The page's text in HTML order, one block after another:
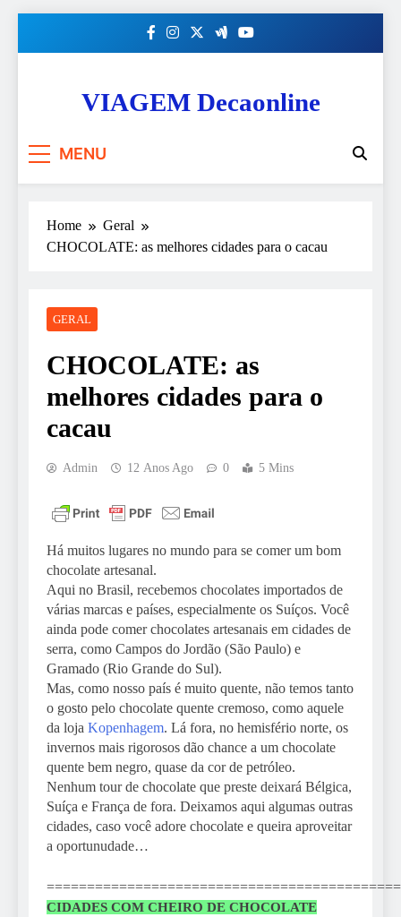
VIAGEM Decaonline
MENU
Home
Geral
CHOCOLATE: as melhores cidades para o cacau
GERAL
CHOCOLATE: as
melhores cidades para o
cacau
Admin 12 Anos Ago 0 5 Mins
Há muitos lugares no mundo para se comer um bom
chocolate artesanal.
Aqui no Brasil, recebemos chocolates importados de
várias marcas e países, especialmente os Suíços. Você
ainda pode comer chocolates artesanais em cidades de
serra, como Campos do Jordão (São Paulo) e
Gramado (Rio Grande do Sul).
Mas, como nosso país é muito quente, não temos tanto
o gosto pelo chocolate quente cremoso, como aquele
da loja Kopenhagem. Lá fora, no hemisfério norte, os
invernos mais rigorosos dão chance a um chocolate
quente bem negro, quase da cor de petróleo.
Nenhum tour de chocolate que preste deixará Bélgica,
Suíça e França de fora. Deixamos aqui algumas outras
cidades, caso você adore chocolate e queira aproveitar
a oportunudade…
CIDADES COM CHEIRO DE CHOCOLATE